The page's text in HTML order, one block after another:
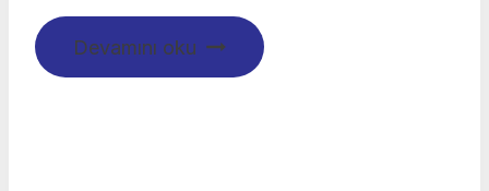
Devamını oku